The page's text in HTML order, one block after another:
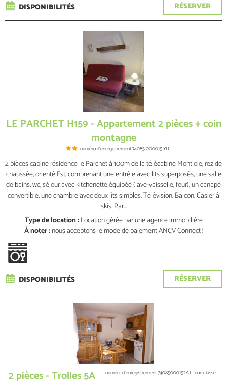
RÉSERVER
DISPONIBILITÉS
LE PARCHET H159 - Appartement 2 pièces + coin
montagne
numéro d'enregistrement74085 000015 YD
2 pièces cabine résidence le Parchet à 100m de la télécabine Montjoie, rez de
chaussée, orienté Est, comprenant une entré e avec lits superposés, une salle
de bains, wc, séjour avec kitchenette équipée (lave-vaisselle, four), un canapé
convertible, une chambre avec deux lits simples. Télévision. Balcon. Casier à
skis. Par...
Type de location :Location gérée par une agence immobilière
À noter :nous acceptons le mode de paiement ANCV Connect !
RÉSERVER
DISPONIBILITÉS
2 pièces - Trolles 5A numéro d'enregistrement74085000152AT non classé